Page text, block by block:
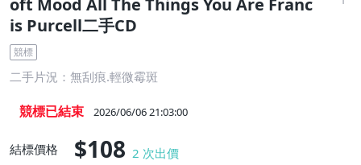
is Purcell二手CD
競標
二手片況：無刮痕.輕微霉斑
競標已結束 2026/06/06 21:03:00
結標價格 $108 2 次出價